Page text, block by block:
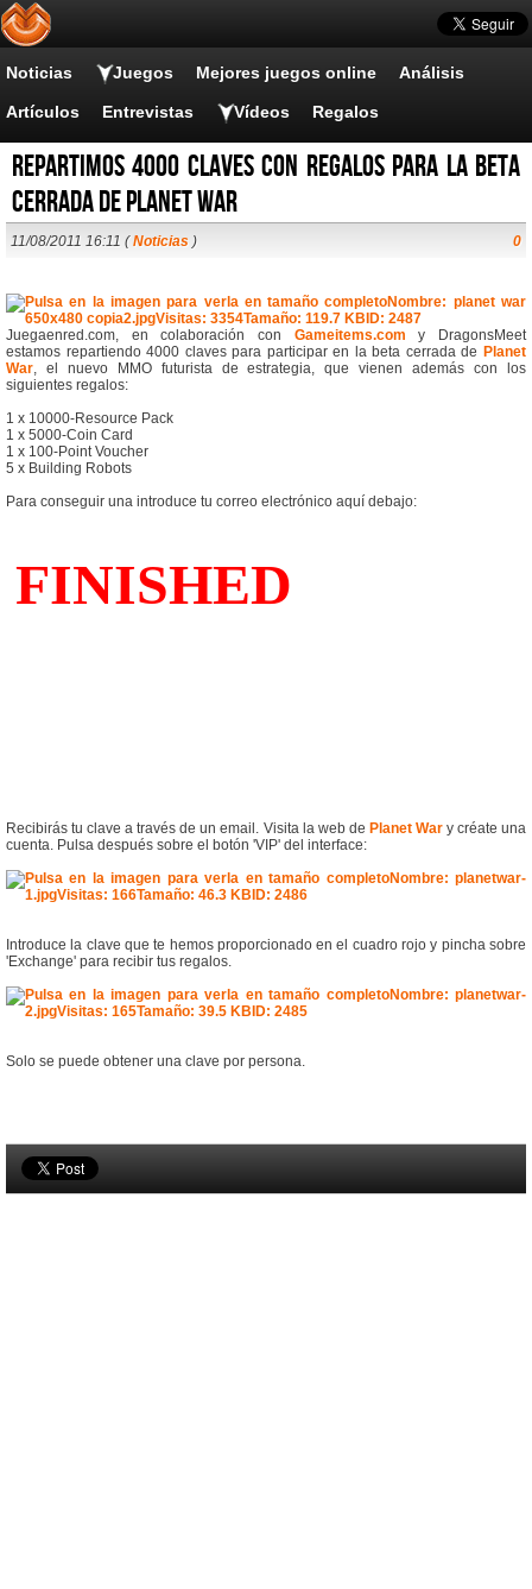
Noticias Juegos Mejores juegos online Análisis
Artículos Entrevistas Vídeos Regalos
Repartimos 4000 claves con regalos para la beta
cerrada de Planet War
11/08/2011 16:11 (Noticias ) 0
Juegaenred.com, en colaboración con Gameitems.com y DragonsMeet
estamos repartiendo 4000 claves para participar en la beta cerrada de Planet
War, el nuevo MMO futurista de estrategia, que vienen además con los
siguientes regalos:
1 x 10000-Resource Pack
1 x 5000-Coin Card
1 x 100-Point Voucher
5 x Building Robots
Para conseguir una introduce tu correo electrónico aquí debajo:
Recibirás tu clave a través de un email. Visita la web de Planet Wary créate una
cuenta. Pulsa después sobre el botón 'VIP' del interface:
Introduce la clave que te hemos proporcionado en el cuadro rojo y pincha sobre
'Exchange' para recibir tus regalos.
Solo se puede obtener una clave por persona.